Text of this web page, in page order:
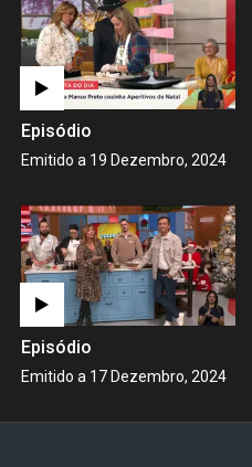
Episódio
Emitido a 19 Dezembro, 2024
Episódio
Emitido a 17 Dezembro, 2024